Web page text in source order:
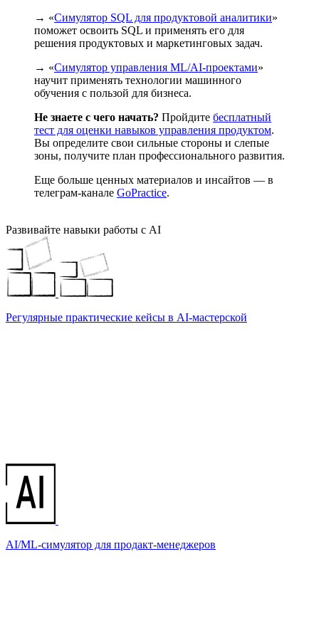
→ «Симулятор SQL для продуктовой аналитики»
поможет освоить SQL и применять его для
решения продуктовых и маркетинговых задач.
→ «Симулятор управления ML/AI-проектами»
научит применять технологии машинного
обучения с пользой для бизнеса.
Не знаете с чего начать? Пройдите бесплатный
тест для оценки навыков управления продуктом.
Вы определите свои сильные стороны и слепые
зоны, получите план профессионального развития.
Еще больше ценных материалов и инсайтов — в
телеграм-канале GoPractice.
Развивайте навыки работы с AI
Регулярные практические кейсы в AI-мастерской
AI/ML-симулятор для продакт-менеджеров